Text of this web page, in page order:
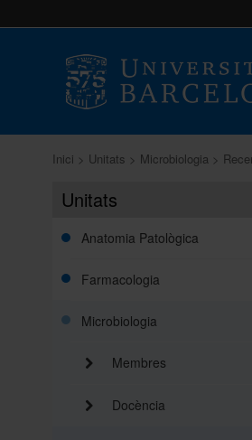
Inici Unitats Microbiologia
Unitats
Anatomia Patològica
Farmacologia
Microbiologia
Membres
Docència